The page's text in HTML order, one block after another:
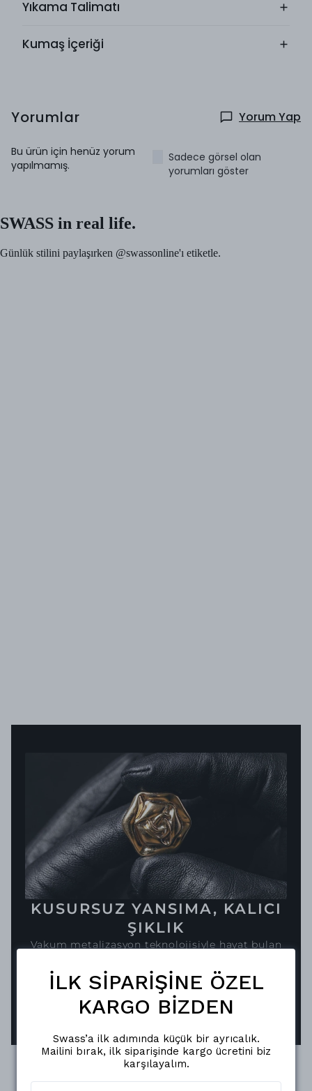
Yıkama Talimatı
Kumaş İçeriği
Yorumlar Yorum Yap
Bu ürün için henüz yorum
yapılmamış.
Sadece görsel olan
yorumları göster
KUSURSUZ YANSIMA, KALICI
ŞIKLIK
Vakum metalizasyon teknolojisiyle hayat bulan
yüzeyiyle ışığı mükemmel şekilde yansıtır.
Oksitlenmeye karşı dirençli yapısı sayesinde,
parlaklığını uzun süreler korur.
İLK SİPARİŞİNE ÖZEL
KARGO BİZDEN
Swass’a ilk adımında küçük bir ayrıcalık.
Mailini bırak, ilk siparişinde kargo ücretini biz
karşılayalım.